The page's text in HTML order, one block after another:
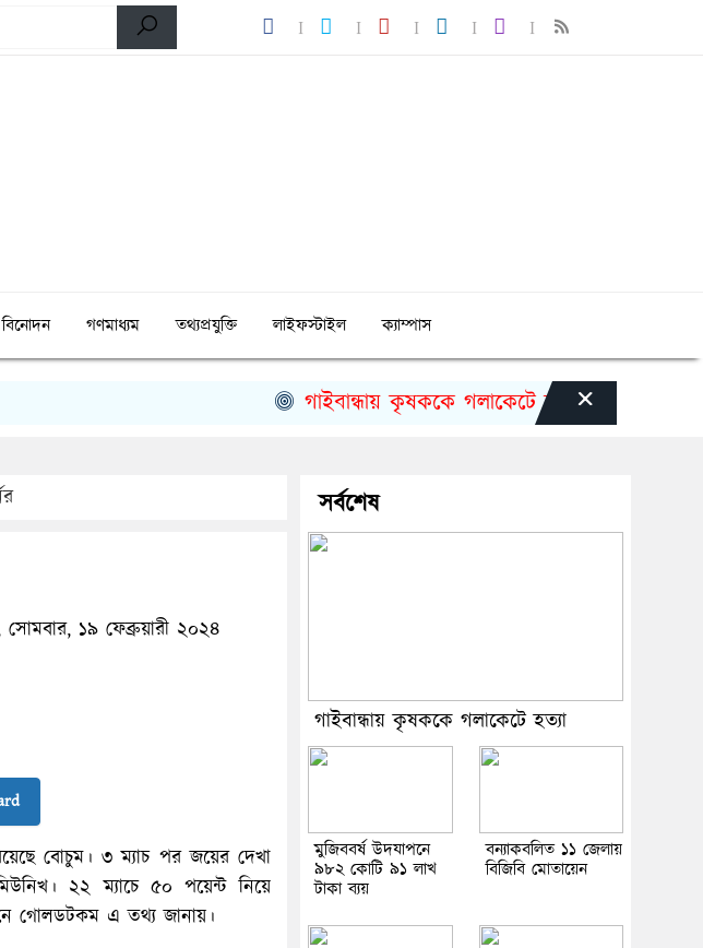
বিনোদন গণমাধ্যম তথ্যপ্রযুক্তি লাইফস্টাইল ক্যাম্পাস
গাইবান্ধায় কৃষককে গলাকেটে হত্যা ×
সোমবার, ১৯ ফেব্রুয়ারী ২০২৪
বোচুম। ৩ ম্যাচ পর জয়ের দেখা
২২ ম্যাচে ৫০ পয়েন্ট নিয়ে
গোলডটকম এ তথ্য জানায়।
সর্বশেষ
গাইবান্ধায় কৃষককে গলাকেটে হত্যা
মুজিববর্ষ উদযাপনে
৯৮২ কোটি ৯১ লাখ
টাকা ব্যয়
বন্যাকবলিত ১১ জেলায়
বিজিবি মোতায়েন